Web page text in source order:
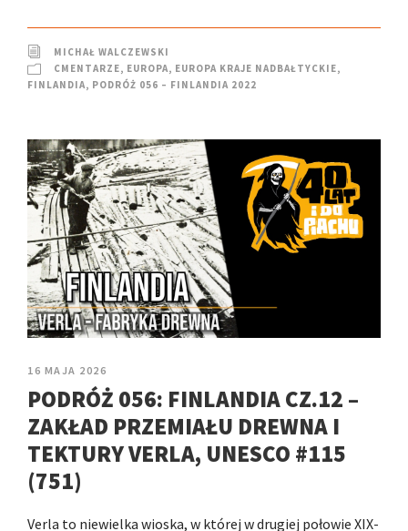
MICHAŁ WALCZEWSKI
CMENTARZE, EUROPA, EUROPA KRAJE NADBAŁTYCKIE,
FINLANDIA, PODRÓŻ 056 – FINLANDIA 2022
16 MAJA 2026
PODRÓŻ 056: FINLANDIA CZ.12 –
ZAKŁAD PRZEMIAŁU DREWNA I
TEKTURY VERLA, UNESCO #115
(751)
Verla to niewielka wioska, w której w drugiej połowie XIX-